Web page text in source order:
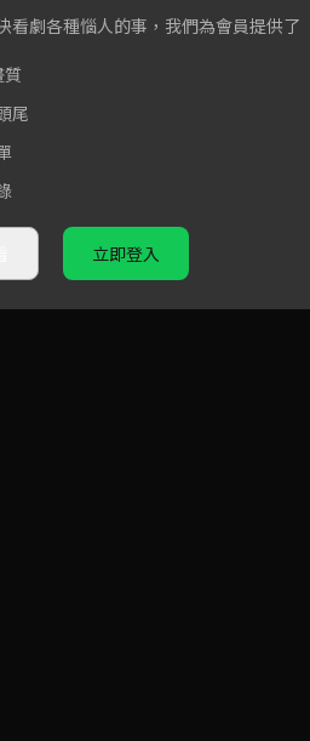
看劇各種惱人的事，我們為會員提供了
尾
立即登入